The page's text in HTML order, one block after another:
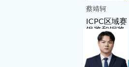
蔡靖轲
ICPC区域赛
银奖和铜奖